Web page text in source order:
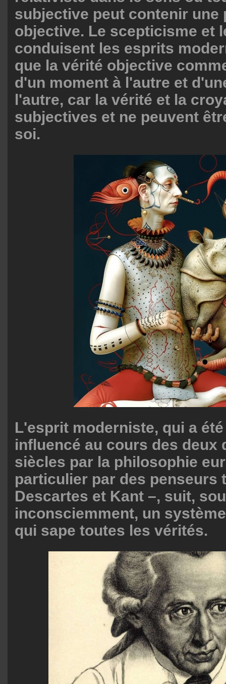
subjective peut contenir une
objective. Le scepticisme et
conduisent les esprits
que la vérité objective
d'un moment à l'autre et
l'autre, car la vérité et la
subjectives et ne peuvent
soi.
L'esprit moderniste, qui a
influencé au cours des deux
siècles par la philosophie
particulier par des penseurs
Descartes et Kant –, suit,
inconsciemment, un
qui sape toutes les vérités.